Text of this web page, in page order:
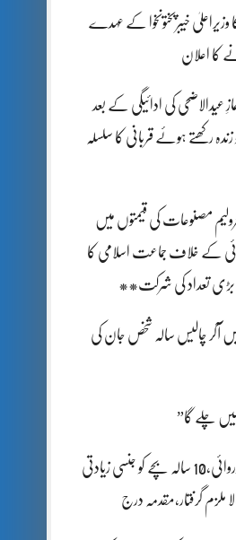
وزیراعلیٰ خیبرپختونخوا کے عہدے
کا اعلان
عیدالاضحی کی ادائیگی کے بعد
رکھتے ہوئے قربانی کا سلسلہ
مصنوعات کی قیمتوں میں
کے خلاف جماعت اسلامی کا
بڑی تعداد کی شرکت**
آکر چالیس سالہ شخص جان کی
چلے گا”
جہلم پولیس کی کارروائی،10 سالہ بچے کو جنسی زیادتی
ملزم گرفتار،مقدمہ درج